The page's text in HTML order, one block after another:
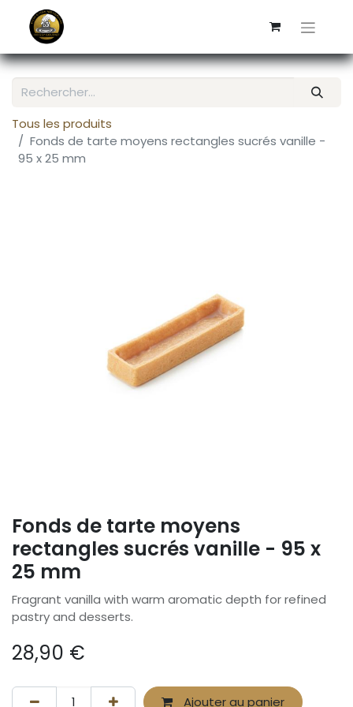
Tous les produits
Fonds de tarte moyens rectangles sucrés vanille -
95 x 25 mm
Fonds de tarte moyens
rectangles sucrés vanille - 95 x
25 mm
Fragrant vanilla with warm aromatic depth for refined
pastry and desserts.
28,90 €
Ajouter au panier